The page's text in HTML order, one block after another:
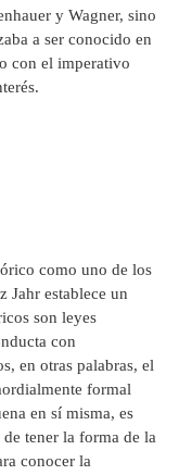
y Wagner, sino
a ser conocido en
con el imperativo
como uno de los
Jahr establece un
son leyes
con
en otras palabras, el
formal
en sí misma, es
tener la forma de la
conocer la